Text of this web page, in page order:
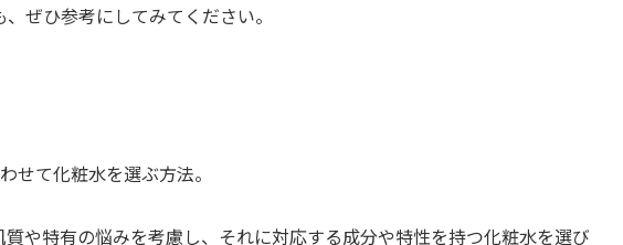
ぜひ参考にしてみてください。
せて化粧水を選ぶ方法。
や特有の悩みを考慮し、それに対応する成分や特性を持つ化粧水を選び